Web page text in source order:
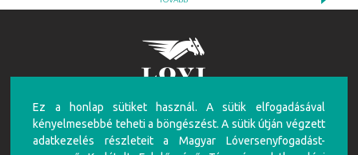
FIGYELEM!
A túlzásba vitt szerencsejáték ártalmas, mentálhigiénés problémákat, illetve függőséget
okozhat! Éljen az önkorlátozás, önkizárás lehetőségével! Szerencsejátékban csak 18 éven
Ez a honlap sütiket használ. A sütik elfogadásával
kényelmesebbé teheti a böngészést. A sütik útján végzett
adatkezelés részleteit a Magyar Lóversenyfogadást-